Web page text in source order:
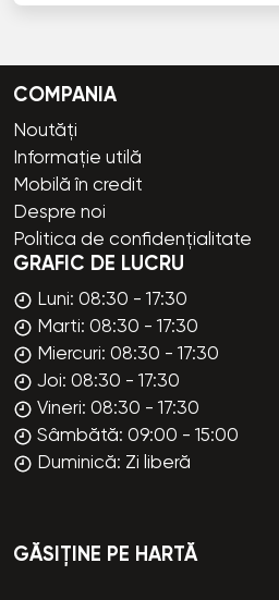
COMPANIA
Noutăți
Informație utilă
Mobilă în credit
Despre noi
Politica de confidențialitate
GRAFIC DE LUCRU
Luni: 08:30 - 17:30
Marti: 08:30 - 17:30
Miercuri: 08:30 - 17:30
Joi: 08:30 - 17:30
Vineri: 08:30 - 17:30
Sâmbătă: 09:00 - 15:00
Duminică: Zi liberă
GĂSIȚINE PE HARTĂ